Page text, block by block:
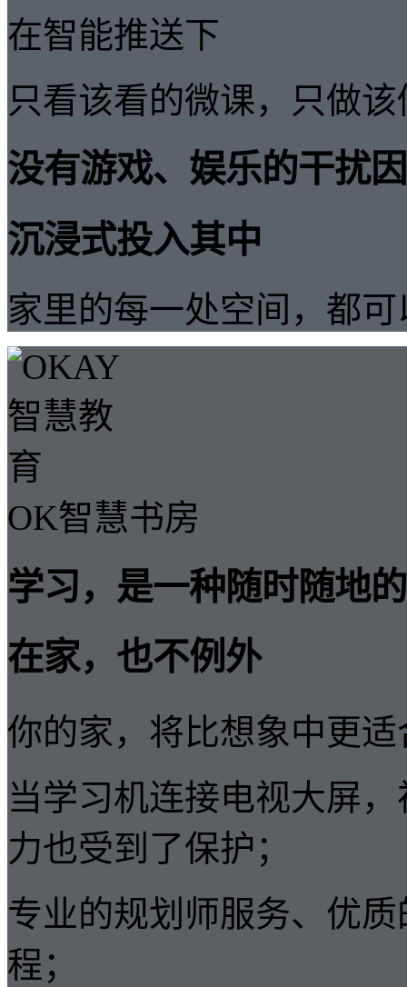
在智能推送下
只看该看的微课，只做
没有游戏、娱乐的干扰
沉浸式投入其中
家里的每一处空间，都
OK智慧书房
学习，是一种随时随地
在家，也不例外
你的家，将比想象中更
当学习机连接电视大屏
力也受到了保护；
专业的规划师服务、优
程；